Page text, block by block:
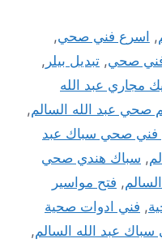
, اسرع فني صحي,
صحي, تبديل بيلر ,
مجاري عبد الله
صحي عبد الله السالم,
فني صحي سباك عبد
, سباك هندي صحي
, فتح مواسير
, فني ادوات صحية
سباك عبد الله السالم,